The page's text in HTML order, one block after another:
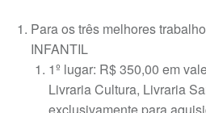
Para os três melhores
INFANTIL
1º lugar: R$ 350,00 em
Livraria Cultura, Livraria
exclusivamente para